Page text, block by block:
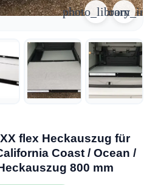
Warenkorb
zoom_in
photo_library
flex Heckauszug für
Coast / Ocean /
800 mm